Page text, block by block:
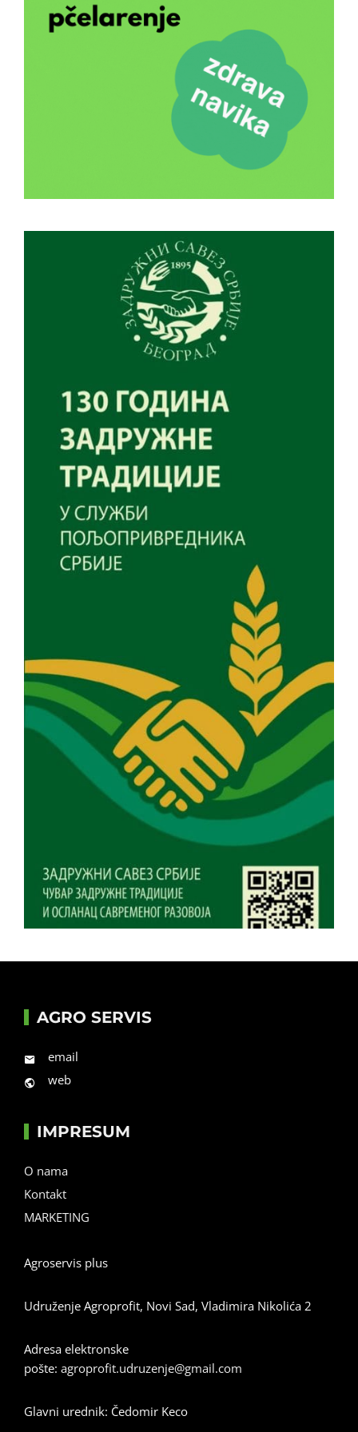
AGRO SERVIS
email
web
IMPRESUM
O nama
Kontakt
MARKETING
Agroservis plus
Udruženje Agroprofit, Novi Sad, Vladimira Nikolića 2
Adresa elektronske
pošte: agroprofit.udruzenje@gmail.com
Glavni urednik: Čedomir Keco